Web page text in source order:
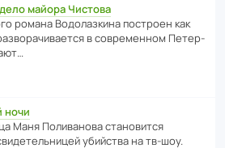
майора Чистова
романа Водо­ла­з­кина пост­роен как
в совре­менном Пете­р­
ночи
Маня Поли­ва­нова стано­вится
убийства на тв-шоу.